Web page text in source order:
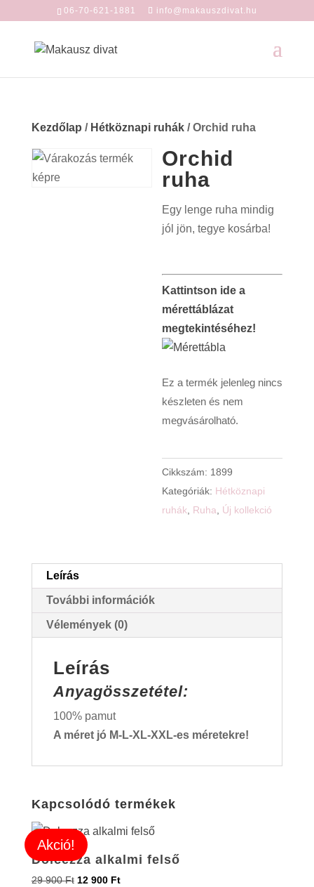
06-70-621-1881 info@makauszdivat.hu
Kezdőlap / Hétköznapi ruhák/ Orchid ruha
Orchid
ruha
Egy lenge ruha mindig
jól jön, tegye kosárba!
Kattintson ide a
mérettáblázat
megtekintéséhez!
Ez a termék jelenleg nincs
készleten és nem
megvásárolható.
Cikkszám: 1899
Kategóriák: Hétköznapi
ruhák
Ruha Új kollekció
Leírás
További információk
Vélemények (0)
Leírás
Anyagösszetétel:
100% pamut
A méret jó M-L-XL-XXL-es méretekre!
Kapcsolódó termékek
Akció!
Dolcezza alkalmi felső
29 900Ft 12 900 Ft